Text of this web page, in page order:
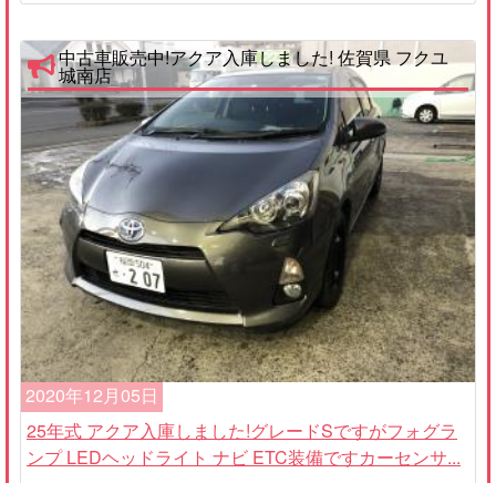
中古車販売中!アクア入庫しました! 佐賀県 フクユ
城南店
2020年12月05日
25年式 アクア入庫しました!グレードSですがフォグラ
ンプ LEDヘッドライト ナビ ETC装備ですカーセンサ...